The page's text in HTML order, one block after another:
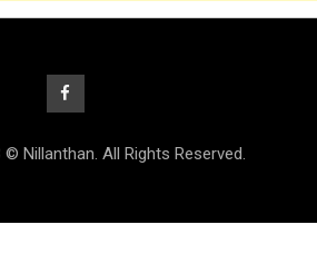
Nillanthan. All Rights Reserved.